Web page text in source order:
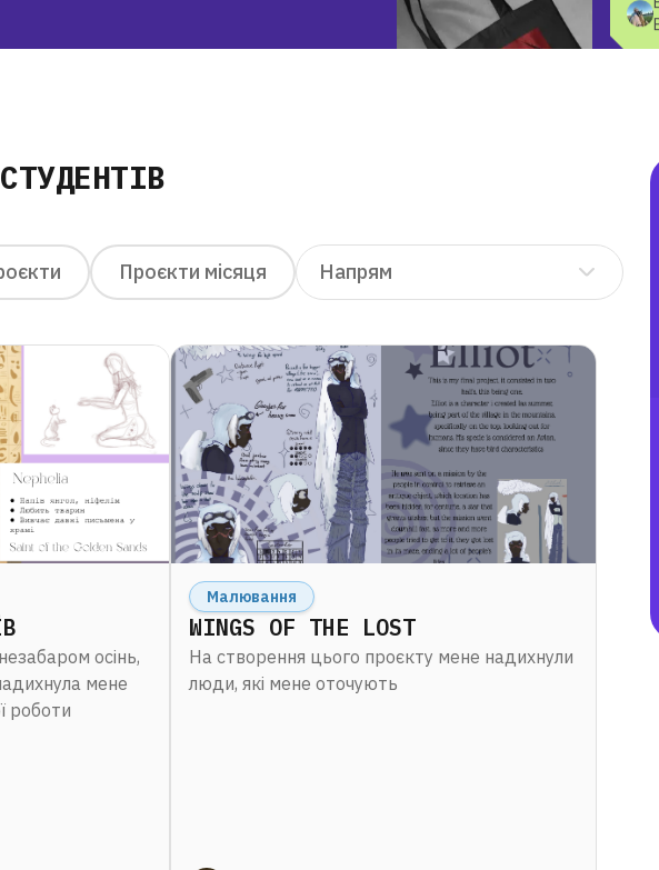
невизначеності. Не
Дмитро
Лопушанський
Проєкти місяця Напрям
осінь,
мене
роботи
Малювання
WINGS OF THE LOST
На створення цього проєкту мене надихнули
люди, які мене оточують